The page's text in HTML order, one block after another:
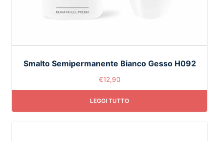
Smalto Semipermanente Bianco Gesso H092
€12,90
LEGGI TUTTO